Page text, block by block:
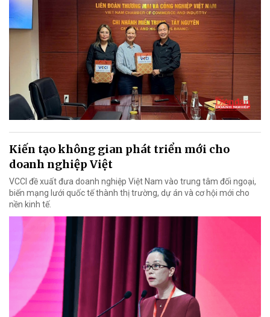
Kiến tạo không gian phát triển mới cho
doanh nghiệp Việt
VCCI đề xuất đưa doanh nghiệp Việt Nam vào trung tâm đối ngoại,
biến mạng lưới quốc tế thành thị trường, dự án và cơ hội mới cho
nền kinh tế.